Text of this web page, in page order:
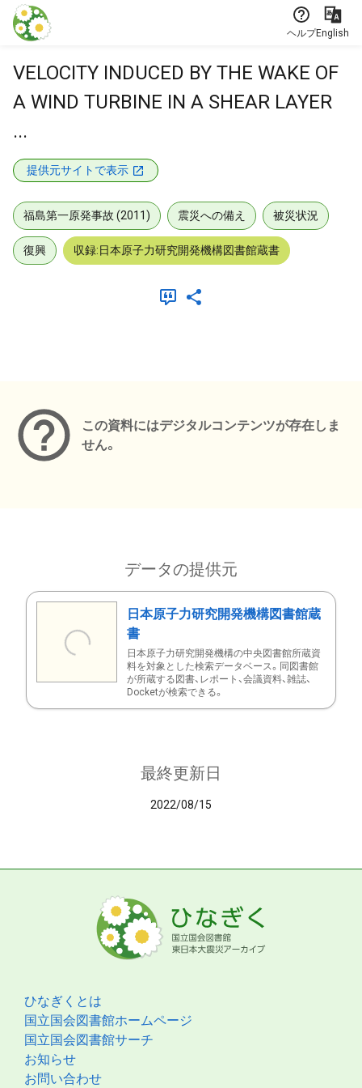
本文に飛ぶ
ヘルプEnglish
VELOCITY INDUCED BY THE WAKE OF
A WIND TURBINE IN A SHEAR LAYER
...
提供元サイトで表示
福島第一原発事故 (2011) 震災への備え 被災状況
復興 収録:日本原子力研究開発機構図書館蔵書
この資料にはデジタルコンテンツが存在しま
せん。
データの提供元
日本原子力研究開発機構図書館蔵
書
日本原子力研究開発機構の中央図書館所蔵資
料を対象とした検索データベース。同図書館
が所蔵する図書、レポート、会議資料、雑誌、
Docketが検索できる。
最終更新日
2022/08/15
ひなぎくとは
国立国会図書館ホームページ
国立国会図書館サーチ
お知らせ
お問い合わせ